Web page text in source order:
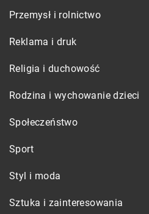
Przemysł i rolnictwo
Reklama i druk
Religia i duchowość
Rodzina i wychowanie dzieci
Społeczeństwo
Sport
Styl i moda
Sztuka i zainteresowania